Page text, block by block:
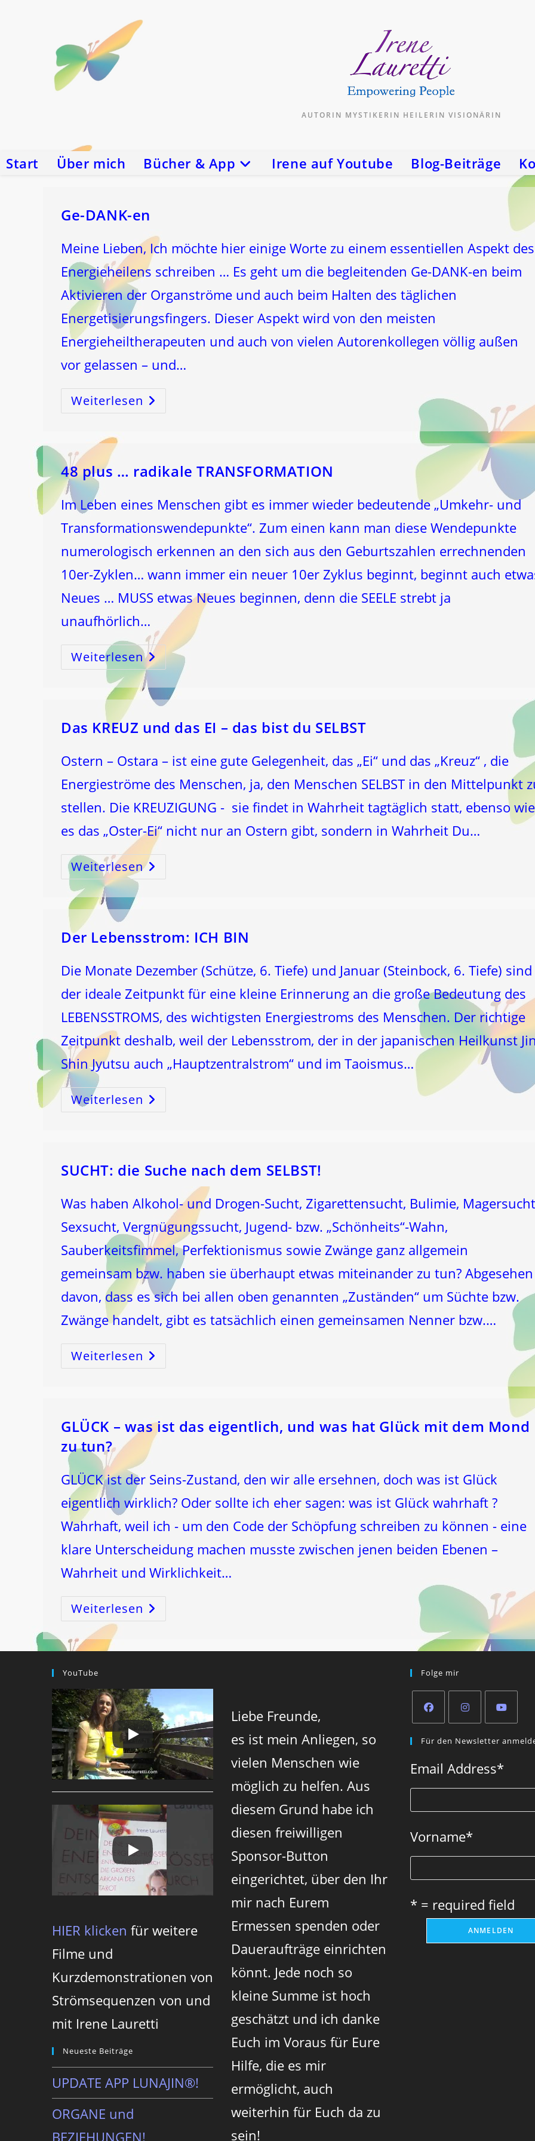
AUTORIN MYSTIKERIN HEILERIN VISIONÄRIN
Start Über mich Bücher & App Irene auf Youtube Blog-Beiträge
Ge-DANK-en
Meine Lieben, Ich möchte hier einige Worte zu einem essentiellen Aspekt des
Energieheilens schreiben … Es geht um die begleitenden Ge-DANK-en beim
Aktivieren der Organströme und auch beim Halten des täglichen
Energetisierungsfingers. Dieser Aspekt wird von den meisten
Energieheiltherapeuten und auch von vielen Autorenkollegen völlig außen
vor gelassen – und…
Weiterlesen Ge-
DANK-
En
48 plus … radikale TRANSFORMATION
Im Leben eines Menschen gibt es immer wieder bedeutende „Umkehr- und
Transformationswendepunkte“. Zum einen kann man diese Wendepunkte
numerologisch erkennen an den sich aus den Geburtszahlen errechnenden
10er-Zyklen… wann immer ein neuer 10er Zyklus beginnt, beginnt auch
Neues … MUSS etwas Neues beginnen, denn die SEELE strebt ja
unaufhörlich…
Weiterlesen48
Plus
…
Radikale
TRANSFORMATION
Das KREUZ und das EI – das bist du SELBST
Ostern – Ostara – ist eine gute Gelegenheit, das „Ei“ und das „Kreuz“ , die
Energieströme des Menschen, ja, den Menschen SELBST in den Mittelpunkt
stellen. Die KREUZIGUNG - sie findet in Wahrheit tagtäglich statt, ebenso wie
es das „Oster-Ei“ nicht nur an Ostern gibt, sondern in Wahrheit Du…
WeiterlesenDas
KREUZ
Und
Du
SELBST
Der Lebensstrom: ICH BIN
Die Monate Dezember (Schütze, 6. Tiefe) und Januar (Steinbock, 6. Tiefe) sind
der ideale Zeitpunkt für eine kleine Erinnerung an die große Bedeutung des
LEBENSSTROMS, des wichtigsten Energiestroms des Menschen. Der richtige
Zeitpunkt deshalb, weil der Lebensstrom, der in der japanischen Heilkunst
Shin Jyutsu auch „Hauptzentralstrom“ und im Taoismus…
Weiterlesen Der
Lebensstrom:
ICH
SUCHT: die Suche nach dem SELBST!
Was haben Alkohol- und Drogen-Sucht, Zigarettensucht, Bulimie,
Sexsucht, Vergnügungssucht, Jugend- bzw. „Schönheits“-Wahn,
Sauberkeitsfimmel, Perfektionismus sowie Zwänge ganz allgemein
gemeinsam bzw. haben sie überhaupt etwas miteinander zu tun? Abgesehen
davon, dass es sich bei allen oben genannten „Zuständen“ um Süchte bzw.
Zwänge handelt, gibt es tatsächlich einen gemeinsamen Nenner bzw.…
Weiterlesen SUCHT:
Die
Suche
GLÜCK – was ist das eigentlich, und was hat Glück mit dem Mond
zu tun?
GLÜCK ist der Seins-Zustand, den wir alle ersehnen, doch was ist Glück
eigentlich wirklich? Oder sollte ich eher sagen: was ist Glück wahrhaft ?
Wahrhaft, weil ich - um den Code der Schöpfung schreiben zu können - eine
klare Unterscheidung machen musste zwischen jenen beiden Ebenen –
Wahrheit und Wirklichkeit…
Weiterlesen GLÜCK
Was
Mit
Dem
Mond
Zu
Tun?
YouTube
HIER klicken für weitere
Filme und
Kurzdemonstrationen von
Strömsequenzen von und
mit Irene Lauretti
Neueste Beiträge
UPDATE APP LUNAJIN®!
ORGANE und
BEZIEHUNGEN!
Liebe Freunde,
es ist mein Anliegen, so
vielen Menschen wie
möglich zu helfen. Aus
diesem Grund habe ich
diesen freiwilligen
Sponsor-Button
eingerichtet, über den Ihr
mir nach Eurem
Ermessen spenden oder
Daueraufträge einrichten
könnt. Jede noch so
kleine Summe ist hoch
geschätzt und ich danke
Euch im Voraus für Eure
Hilfe, die es mir
ermöglicht, auch
weiterhin für Euch da zu
sein!
Folge mir
in
new
tab
in
new
tab
in
new
tab
Für den Newsletter
Email Address*
Vorname*
* = required field